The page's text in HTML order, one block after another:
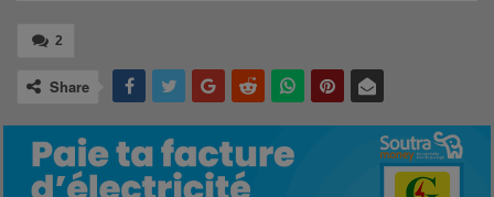
2
Share